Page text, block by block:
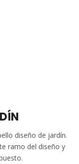
diseño de jardín.
ramo del diseño y